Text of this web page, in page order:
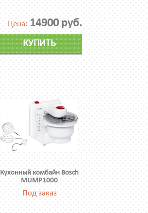
Цена: 14900 руб.
КУПИТЬ
Кухонный комбайн Bosch
MUMP1000
Под заказ